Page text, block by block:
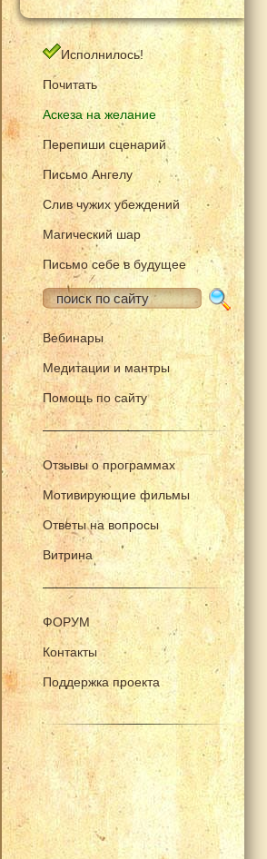
Исполнилось!
Почитать
Аскеза на желание
Перепиши сценарий
Письмо Ангелу
Слив чужих убеждений
Магический шар
Письмо себе в будущее
Вебинары
Медитации и мантры
Помощь по сайту
Отзывы о программах
Мотивирующие фильмы
Ответы на вопросы
Витрина
ФОРУМ
Контакты
Поддержка проекта